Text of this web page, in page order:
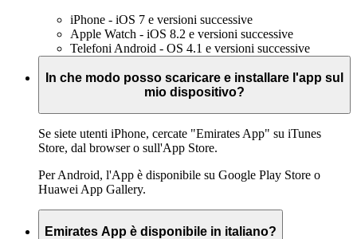
iPhone - iOS 7 e versioni successive
Apple Watch - iOS 8.2 e versioni successive
Telefoni Android - OS 4.1 e versioni successive
In che modo posso scaricare e installare l'app sul
mio dispositivo?
Se siete utenti iPhone, cercate "Emirates App" su iTunes
Store, dal browser o sull'App Store.
Per Android, l'App è disponibile su Google Play Store o
Huawei App Gallery.
Emirates App è disponibile in italiano?